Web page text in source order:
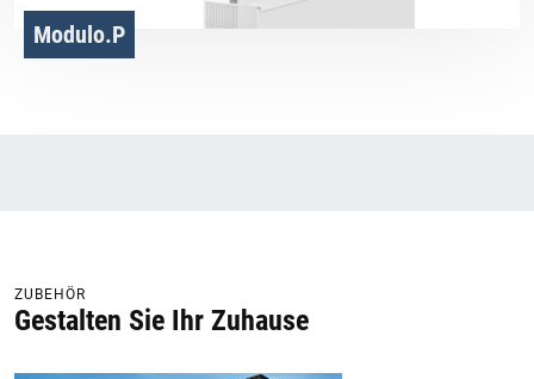
Modulo.P
ZUBEHÖR
Gestalten Sie Ihr Zuhause